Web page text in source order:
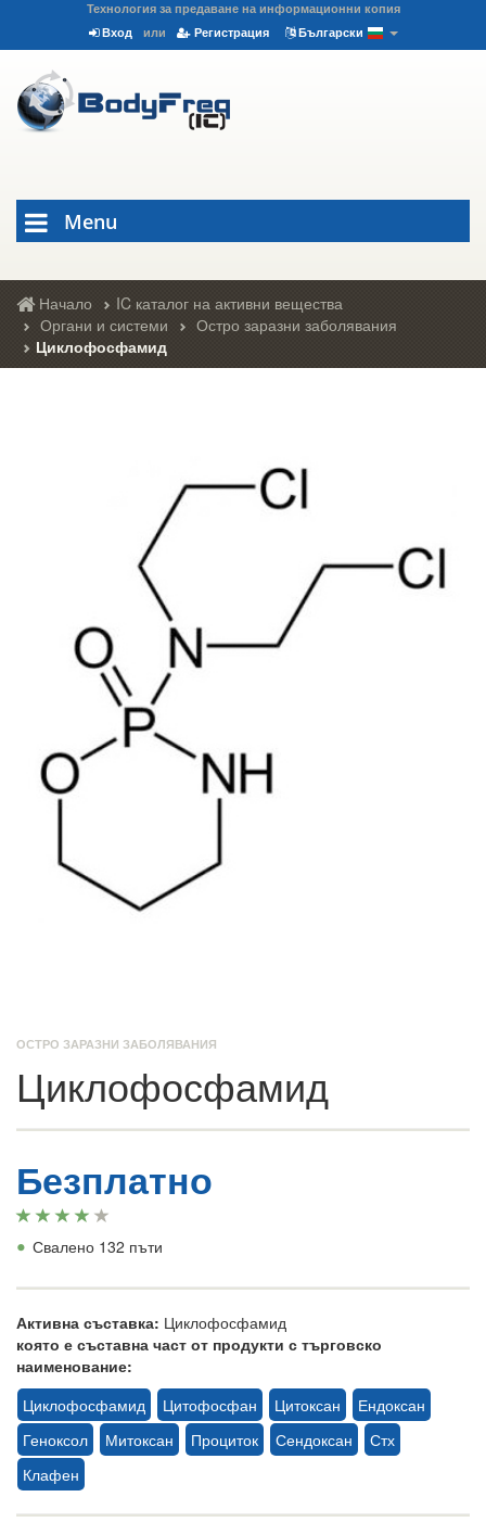
Технология за предаване на информационни копия
Вход
или Регистрация Български
Menu
Начало
IC каталог на активни вещества
Органи и системи
Остро заразни заболявания
Циклофосфамид
ОСТРО ЗАРАЗНИ ЗАБОЛЯВАНИЯ
Циклофосфамид
Безплатно
• Свалено 132 пъти
Активна съставка: Циклофосфамид
която е съставна част от продукти с търговско
наименование:
Циклофосфамид
Цитофосфан Цитоксан
Ендоксан
Геноксол
Митоксан Проциток Сендоксан
Стх
Клафен